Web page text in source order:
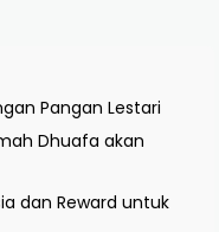
Pangan Lestari
Dhuafa akan
dan Reward untuk